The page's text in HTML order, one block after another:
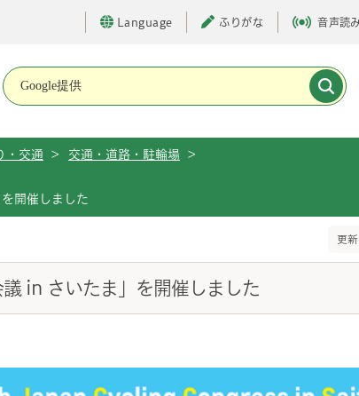
Language ふりがな 音声読
・交通 > 交通・道路・駐輪場
>
開催しました
更
in さいたま」を開催しました